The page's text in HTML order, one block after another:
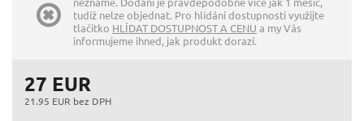
tudíž nelze objednat. Pro hlídání dostupnosti využijte
tlačítko HLÍDAT DOSTUPNOST A CENU a my Vás
informujeme ihned, jak produkt dorazí.
27 EUR
21.95 EUR bez DPH